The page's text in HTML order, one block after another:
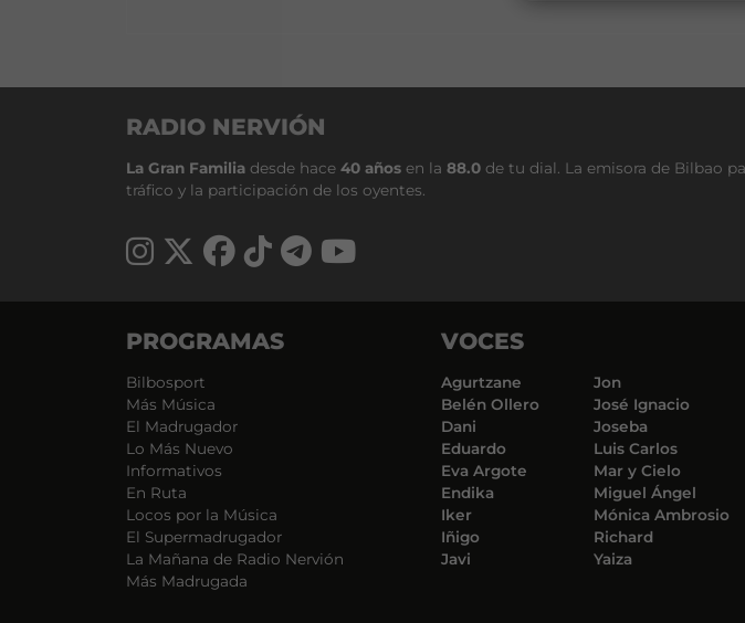
RADIO NERVIÓN
La Gran Familia desde hace 40 años en la 88.0 de tu dial. La emisora de Bilbao
tráfico y la participación de los oyentes.
PROGRAMAS
Bilbosport
Más Música
El Madrugador
Lo Más Nuevo
Informativos
En Ruta
Locos por la Música
El Supermadrugador
La Mañana de Radio Nervión
Más Madrugada
VOCES
Agurtzane
Belén Ollero
Dani
Eduardo
Eva Argote
Endika
Iker
Iñigo
Javi
Jon
José Ignacio
Joseba
Luis Carlos
Mar y Cielo
Miguel Ángel
Mónica Ambrosio
Richard
Yaiza